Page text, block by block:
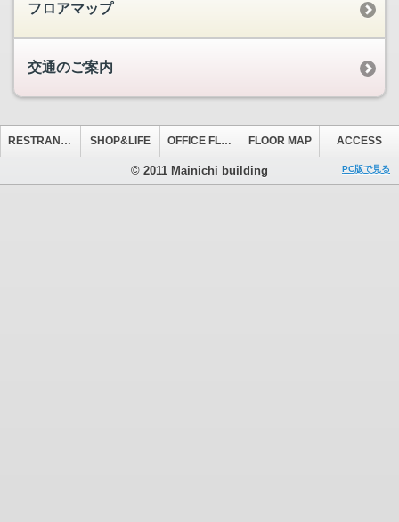
フロアマップ
交通のご案内
RESTRANT&CAFE SHOP&LIFE OFFICE FLOOR FLOOR MAP ACCESS
© 2011 Mainichi building PC版で見る